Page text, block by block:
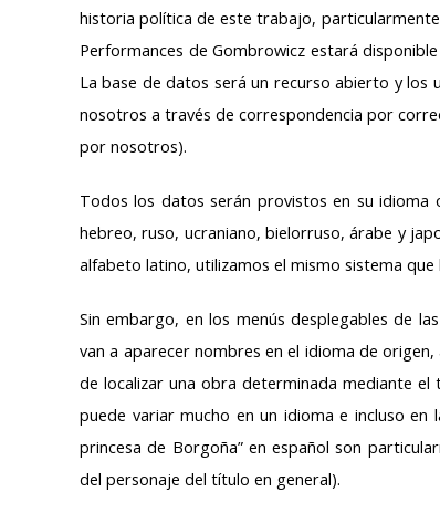
historia política de este trabajo,
Performances de Gombrowicz estará
La base de datos será un recurso abierto y
nosotros a través de correspondencia por
por nosotros).
Todos los datos serán provistos en su idioma
hebreo, ruso, ucraniano, bielorruso, árabe y
alfabeto latino, utilizamos el mismo sistema
Sin embargo, en los menús desplegables de
van a aparecer nombres en el idioma de
de localizar una obra determinada mediante
puede variar mucho en un idioma e incluso
princesa de Borgoña” en español son
del personaje del título en general).